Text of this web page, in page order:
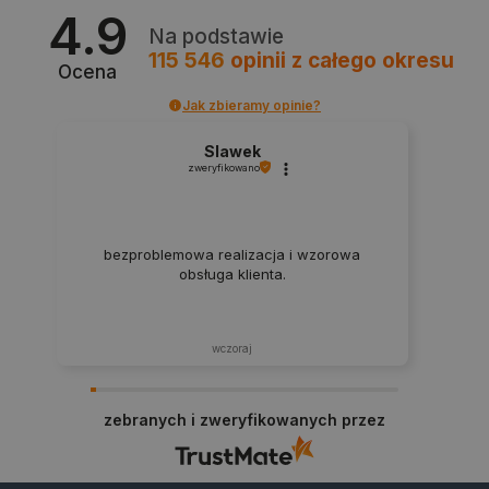
4.9
Ocena
Na podstawie
115 546 opinii z całego okresu
Jak zbieramy opinie?
Slawek
zweryfikowano
bezproblemowa realizacja i wzorowa
obsługa klienta.
wczoraj
zebranych i zweryfikowanych przezbotland.com.pl